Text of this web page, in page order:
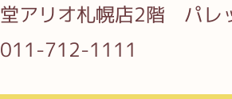
堂アリオ札幌店2階 パレ
011-712-1111